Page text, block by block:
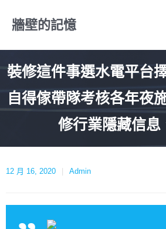
牆壁的記憶
裝修這件事選水電平台
自得傢帶隊考核各年夜
修行業隱藏信息
12 月 16, 2020 Admin